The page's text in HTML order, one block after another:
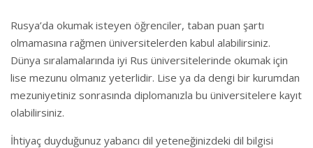
Rusya’da okumak isteyen öğrenciler, taban puan şartı
olmamasına rağmen üniversitelerden kabul alabilirsiniz.
Dünya sıralamalarında iyi Rus üniversitelerinde okumak için
lise mezunu olmanız yeterlidir. Lise ya da dengi bir kurumdan
mezuniyetiniz sonrasında diplomanızla bu üniversitelere kayıt
olabilirsiniz.
İhtiyaç duyduğunuz yabancı dil yeteneğinizdeki dil bilgisi